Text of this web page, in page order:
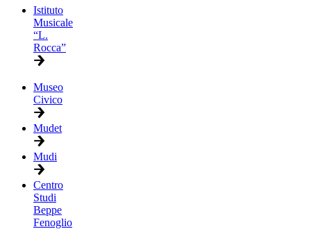
Istituto
Musicale
“L.
Rocca”
Museo
Civico
Mudet
Mudi
Centro
Studi
Beppe
Fenoglio